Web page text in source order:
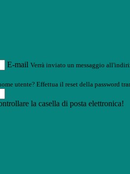
E-mail Verrà inviato un messaggio
utente? Effettua il reset della password
la casella di posta elettronica!